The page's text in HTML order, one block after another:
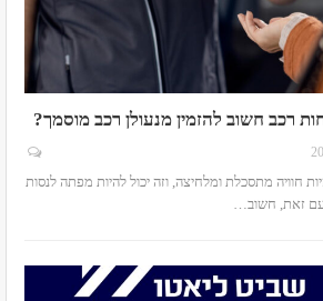
רכב חשוב להזמין מנעולן רכב מוסמך?
חוויה מתסכלת ומלחיצה, וזה יכול להיות מפתה לנסות
זאת, חשוב…